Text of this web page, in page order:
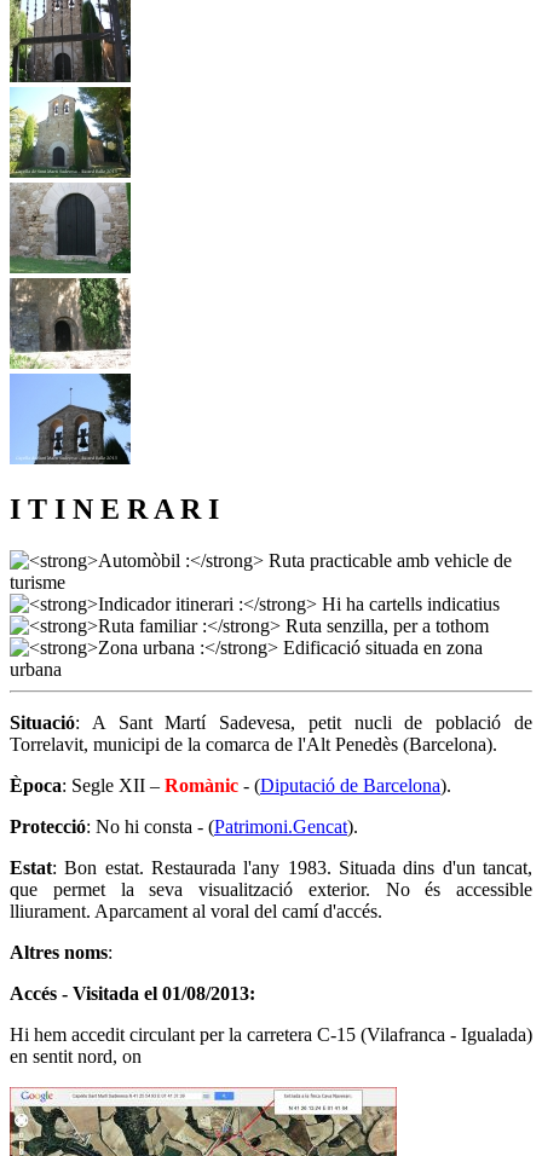
I T I N E R A R I
Situació: A Sant Martí Sadevesa, petit nucli de població de
Torrelavit, municipi de la comarca de l'Alt Penedès (Barcelona).
Època: Segle XII – Romànic - (Diputació de Barcelona).
Protecció: No hi consta - (Patrimoni.Gencat).
Estat: Bon estat. Restaurada l'any 1983. Situada dins d'un tancat,
que permet la seva visualització exterior. No és accessible
lliurament. Aparcament al voral del camí d'accés.
Altres noms:
Accés - Visitada el 01/08/2013:
Hi hem accedit circulant per la carretera C-15 (Vilafranca - Igualada)
en sentit nord, on